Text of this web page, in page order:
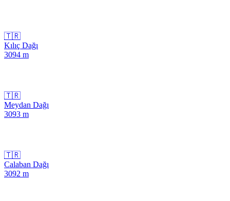
🇹🇷
Kılıç Dağı
3094 m
🇹🇷
Meydan Dağı
3093 m
🇹🇷
Calaban Dağı
3092 m